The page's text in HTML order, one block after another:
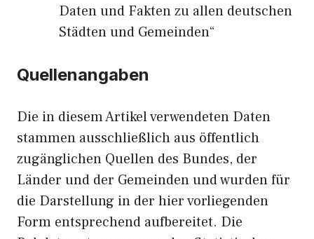
Daten und Fakten zu allen deutschen
Städten und Gemeinden“
Quellenangaben
Die in diesem Artikel verwendeten Daten
stammen ausschließlich aus öffentlich
zugänglichen Quellen des Bundes, der
Länder und der Gemeinden und wurden für
die Darstellung in der hier vorliegenden
Form entsprechend aufbereitet. Die